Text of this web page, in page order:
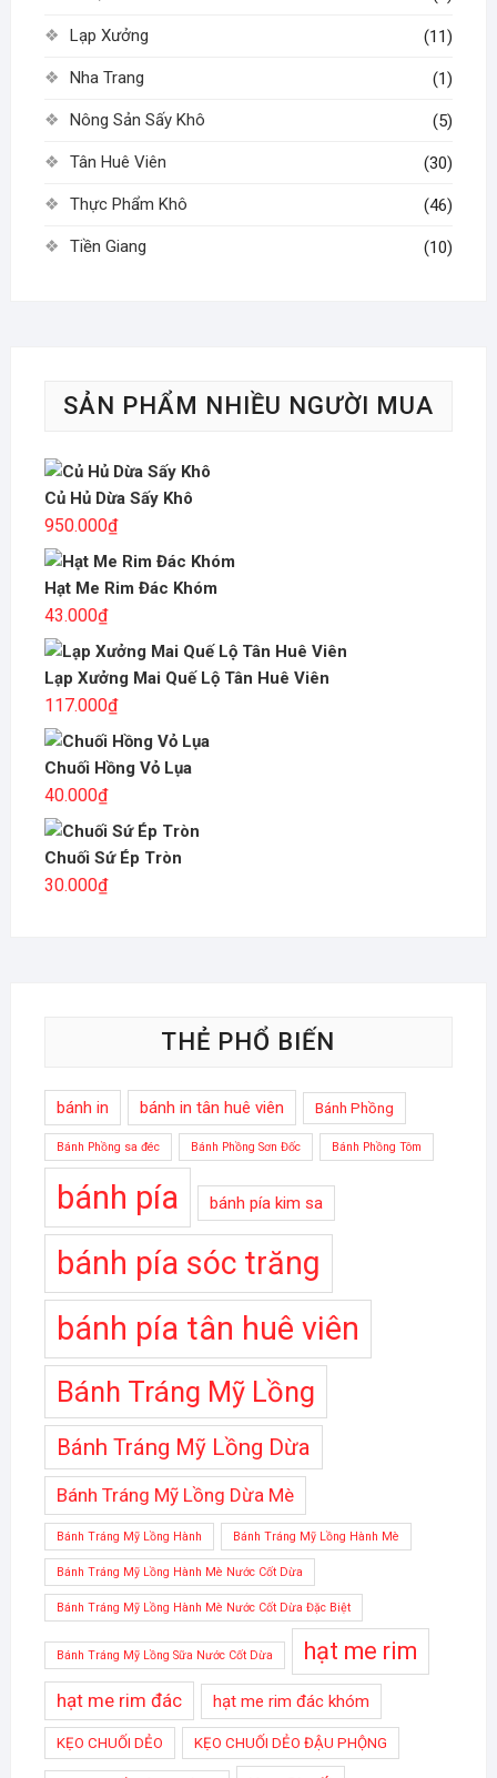
Lạp Xưởng (11)
Nha Trang (1)
Nông Sản Sấy Khô (5)
Tân Huê Viên (30)
Thực Phẩm Khô (46)
Tiền Giang (10)
SẢN PHẨM NHIỀU NGƯỜI MUA
Củ Hủ Dừa Sấy Khô
950.000₫
Hạt Me Rim Đác Khóm
43.000₫
Lạp Xưởng Mai Quế Lộ Tân Huê Viên
117.000₫
Chuối Hồng Vỏ Lụa
40.000₫
Chuối Sứ Ép Tròn
30.000₫
THẺ PHỔ BIẾN
bánh in bánh in tân huê viên Bánh Phồng
Bánh Phồng sa đéc Bánh Phồng Sơn Đốc Bánh Phồng Tôm
bánh pía bánh pía kim sa
bánh pía sóc trăng
bánh pía tân huê viên
Bánh Tráng Mỹ Lồng
Bánh Tráng Mỹ Lồng Dừa
Bánh Tráng Mỹ Lồng Dừa Mè
Bánh Tráng Mỹ Lồng Hành Bánh Tráng Mỹ Lồng Hành Mè
Bánh Tráng Mỹ Lồng Hành Mè Nước Cốt Dừa
Bánh Tráng Mỹ Lồng Hành Mè Nước Cốt Dừa Đặc Biệt
Bánh Tráng Mỹ Lồng Sữa Nước Cốt Dừa hạt me rim
hạt me rim đác hạt me rim đác khóm
KẸO CHUỐI DẺO KẸO CHUỐI DẺO ĐẬU PHỘNG